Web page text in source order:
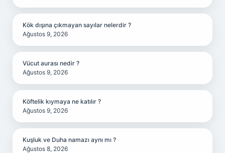
Kök dışına çıkmayan sayılar nelerdir ?
Ağustos 9, 2026
Vücut aurası nedir ?
Ağustos 9, 2026
Köftelik kıymaya ne katılır ?
Ağustos 9, 2026
Kuşluk ve Duha namazı aynı mı ?
Ağustos 8, 2026